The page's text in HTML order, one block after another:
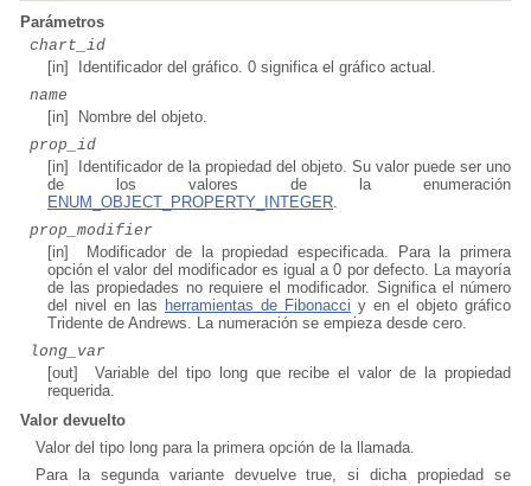
Parámetros
chart_id
[in] Identificador del gráfico. 0 significa el gráfico actual.
name
[in] Nombre del objeto.
prop_id
[in] Identificador de la propiedad del objeto. Su valor puede ser uno
de los valores de la enumeración
ENUM_OBJECT_PROPERTY_INTEGER.
prop_modifier
[in] Modificador de la propiedad especificada. Para la primera
opción el valor del modificador es igual a 0 por defecto. La mayoría
de las propiedades no requiere el modificador. Significa el número
del nivel en las herramientas de Fibonacci y en el objeto gráfico
Tridente de Andrews. La numeración se empieza desde cero.
long_var
[out] Variable del tipo long que recibe el valor de la propiedad
requerida.
Valor devuelto
Valor del tipo long para la primera opción de la llamada.
Para la segunda variante devuelve true, si dicha propiedad se